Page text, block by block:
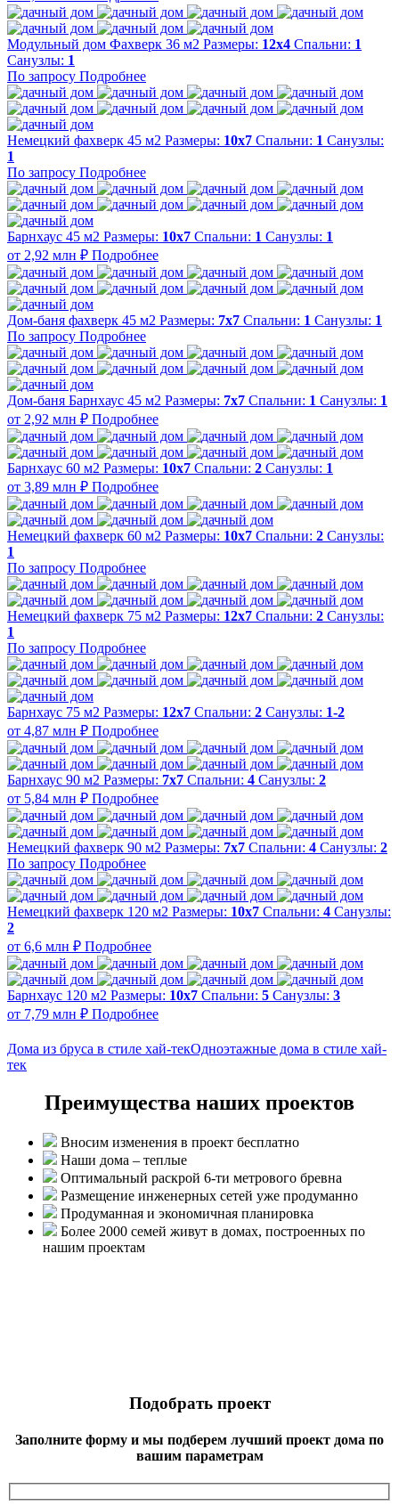
Модульный дом Фахверк 36 м2 Размеры: 12х4 Спальни: 1
Санузлы: 1
По запросу Подробнее
Немецкий фахверк 45 м2 Размеры: 10х7 Спальни: 1 Санузлы:
1
По запросу Подробнее
Барнхаус 45 м2 Размеры: 10х7 Спальни: 1 Санузлы: 1
от 2,92 млн ₽ Подробнее
Дом-баня фахверк 45 м2 Размеры: 7x7 Спальни: 1 Санузлы: 1
По запросу Подробнее
Дом-баня Барнхаус 45 м2 Размеры: 7x7 Спальни: 1 Санузлы: 1
от 2,92 млн ₽ Подробнее
Барнхаус 60 м2 Размеры: 10х7 Спальни: 2 Санузлы: 1
от 3,89 млн ₽ Подробнее
Немецкий фахверк 60 м2 Размеры: 10х7 Спальни: 2 Санузлы:
1
По запросу Подробнее
Немецкий фахверк 75 м2 Размеры: 12x7 Спальни: 2 Санузлы:
1
По запросу Подробнее
Барнхаус 75 м2 Размеры: 12x7 Спальни: 2 Санузлы: 1-2
от 4,87 млн ₽ Подробнее
Барнхаус 90 м2 Размеры: 7x7 Спальни: 4 Санузлы: 2
от 5,84 млн ₽ Подробнее
Немецкий фахверк 90 м2 Размеры: 7x7 Спальни: 4 Санузлы: 2
По запросу Подробнее
Немецкий фахверк 120 м2 Размеры: 10x7 Спальни: 4 Санузлы:
2
от 6,6 млн ₽ Подробнее
Барнхаус 120 м2 Размеры: 10x7 Спальни: 5 Санузлы: 3
от 7,79 млн ₽ Подробнее
Дома из бруса в стиле хай-текОдноэтажные дома в стиле хай-
тек
Преимущества наших проектов
Вносим изменения в проект бесплатно
Наши дома – теплые
Оптимальный раскрой 6-ти метрового бревна
Размещение инженерных сетей уже продуманно
Продуманная и экономичная планировка
Более 2000 семей живут в домах, построенных по
нашим проектам
Подобрать проект
Заполните форму и мы подберем лучший проект дома по
вашим параметрам